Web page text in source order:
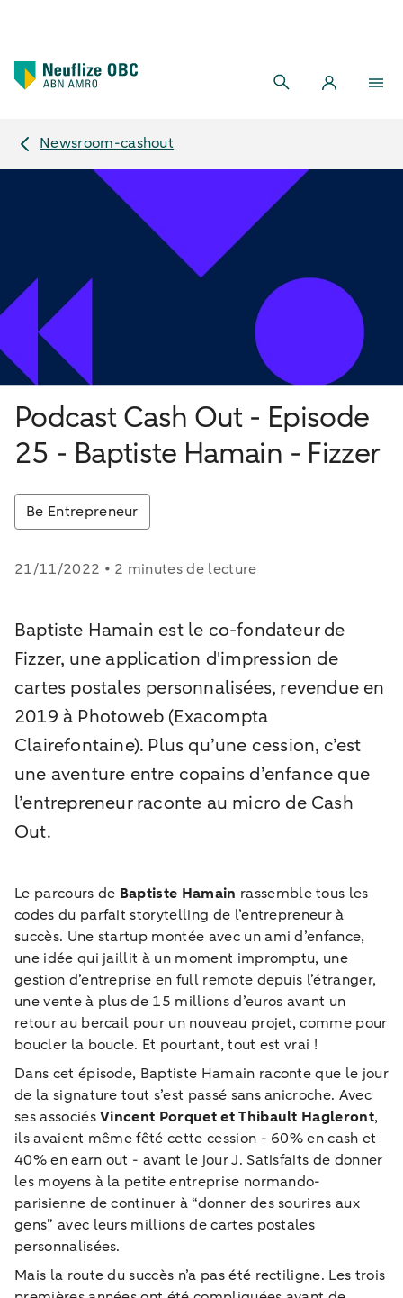
Newsroom-cashout
Podcast Cash Out - Episode
25 - Baptiste Hamain - Fizzer
Be Entrepreneur
21/11/2022 • 2 minutes de lecture
Baptiste Hamain est le co-fondateur de
Fizzer, une application d'impression de
cartes postales personnalisées, revendue en
2019 à Photoweb (Exacompta
Clairefontaine). Plus qu’une cession, c’est
une aventure entre copains d’enfance que
l’entrepreneur raconte au micro de Cash
Out.
Le parcours de Baptiste Hamain rassemble tous les
codes du parfait storytelling de l’entrepreneur à
succès. Une startup montée avec un ami d’enfance,
une idée qui jaillit à un moment impromptu, une
gestion d’entreprise en full remote depuis l’étranger,
une vente à plus de 15 millions d’euros avant un
retour au bercail pour un nouveau projet, comme pour
boucler la boucle. Et pourtant, tout est vrai !
Dans cet épisode, Baptiste Hamain raconte que le jour
de la signature tout s’est passé sans anicroche. Avec
ses associésVincent Porquet et Thibault Hagleront,
ils avaient même fêté cette cession - 60% en cash et
40% en earn out - avant le jour J. Satisfaits de donner
les moyens à la petite entreprise normando-
parisienne de continuer à “donner des sourires aux
gens” avec leurs millions de cartes postales
personnalisées.
Mais la route du succès n’a pas été rectiligne. Les trois